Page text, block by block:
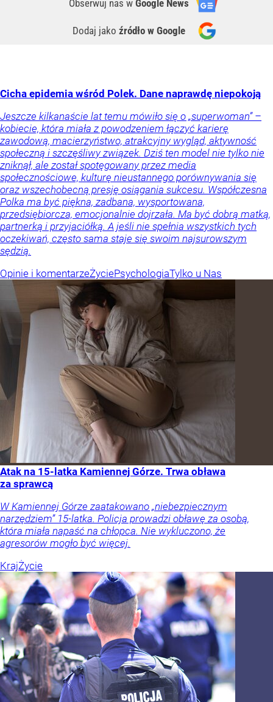
Obserwuj nas w Google News
Dodaj jako źródło w Google
Cicha epidemia wśród Polek. Dane naprawdę niepokoją
Jeszcze kilkanaście lat temu mówiło się o „superwoman” –
kobiecie, która miała z powodzeniem łączyć karierę
zawodową, macierzyństwo, atrakcyjny wygląd, aktywność
społeczną i szczęśliwy związek. Dziś ten model nie tylko nie
zniknął, ale został spotęgowany przez media
społecznościowe, kulturę nieustannego porównywania się
oraz wszechobecną presję osiągania sukcesu. Współczesna
Polka ma być piękna, zadbana, wysportowana,
przedsiębiorcza, emocjonalnie dojrzała. Ma być dobrą matką,
partnerką i przyjaciółką. A jeśli nie spełnia wszystkich tych
oczekiwań, często sama staje się swoim najsurowszym
sędzią.
Opinie i komentarzeŻyciePsychologiaTylko u Nas
Atak na 15-latka Kamiennej Górze. Trwa obława
za sprawcą
W Kamiennej Górze zaatakowano „niebezpiecznym
narzędziem” 15-latka. Policja prowadzi obławę za osobą,
która miała napaść na chłopca. Nie wykluczono, że
agresorów mogło być więcej.
KrajŻycie